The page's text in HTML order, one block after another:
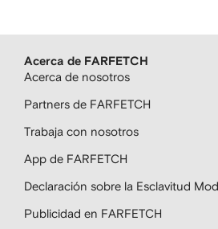
Acerca de FARFETCH
Acerca de nosotros
Partners de FARFETCH
Trabaja con nosotros
App de FARFETCH
Declaración sobre la Esclavitud
Publicidad en FARFETCH